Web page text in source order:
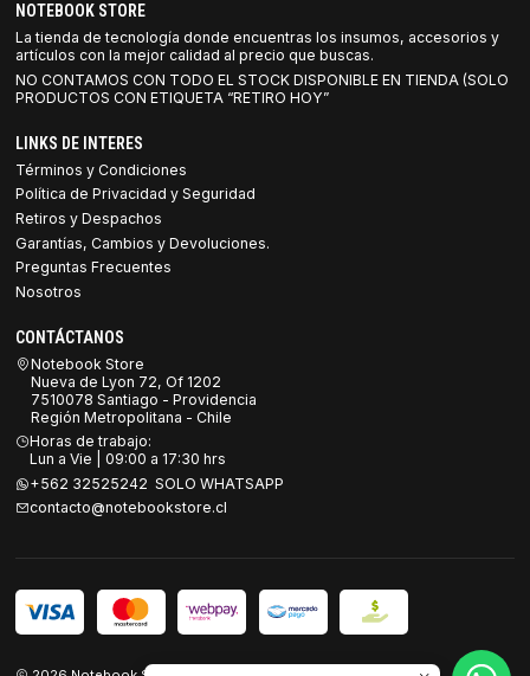
NOTEBOOK STORE
La tienda de tecnología donde encuentras los insumos, accesorios y
artículos con la mejor calidad al precio que buscas.
NO CONTAMOS CON TODO EL STOCK DISPONIBLE EN TIENDA (SOLO
PRODUCTOS CON ETIQUETA “RETIRO HOY”
LINKS DE INTERES
Términos y Condiciones
Política de Privacidad y Seguridad
Retiros y Despachos
Garantías, Cambios y Devoluciones.
Preguntas Frecuentes
Nosotros
CONTÁCTANOS
Notebook Store
Nueva de Lyon 72, Of 1202
7510078 Santiago - Providencia
Región Metropolitana - Chile
Horas de trabajo:
Lun a Vie | 09:00 a 17:30 hrs
+562 32525242 SOLO WHATSAPP
contacto@notebookstore.cl